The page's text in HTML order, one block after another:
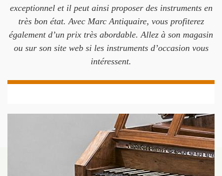
exceptionnel et il peut ainsi proposer des instruments en
très bon état. Avec Marc Antiquaire, vous profiterez
également d’un prix très abordable. Allez à son magasin
ou sur son site web si les instruments d’occasion vous
intéressent.